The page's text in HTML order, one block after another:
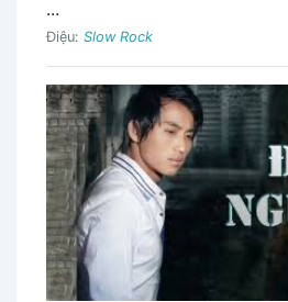
...
Điệu: Slow Rock